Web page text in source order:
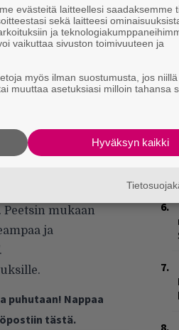
Peetsin mukaan
ja
puhutaan! Nappaa
tästä.
evästeitä laitteellesi saadaksemme
sekä laitteesi
ja
vaikuttaa sivuston toimivuuteen ja
myös ilman suostumusta, jos
muuttaa asetuksiasi milloin tahansa
Hyväksyn kaikki